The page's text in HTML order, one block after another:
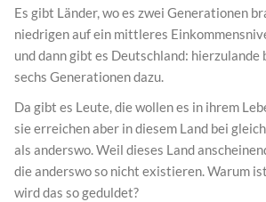
Es gibt Länder, wo es zwei Generationen
niedrigen auf ein mittleres
und dann gibt es Deutschland: hierzulande
sechs Generationen dazu.
Da gibt es Leute, die wollen es in ihrem
sie erreichen aber in diesem Land bei
als anderswo. Weil dieses Land
die anderswo so nicht existieren. Warum
wird das so geduldet?